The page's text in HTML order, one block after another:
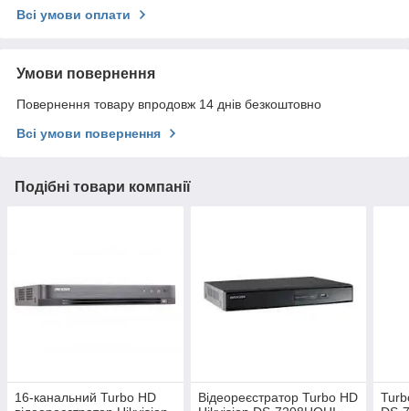
Всі умови оплати
Умови повернення
Повернення товару впродовж 14 днів безкоштовно
Всі умови повернення
Подібні товари компанії
16-канальний Turbo HD
Відеореєстратор Turbo HD